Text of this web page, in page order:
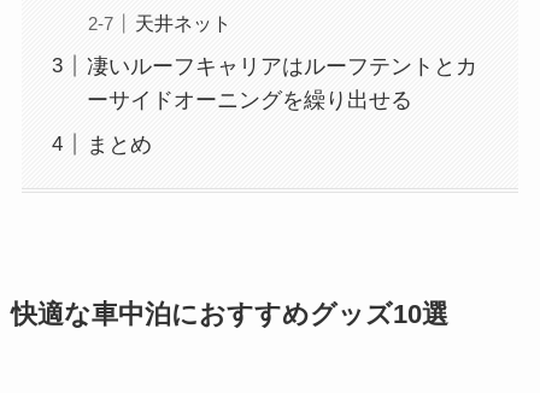
天井ネット
凄いルーフキャリアはルーフテントとカ
ーサイドオーニングを繰り出せる
まとめ
快適な車中泊におすすめグッズ10選